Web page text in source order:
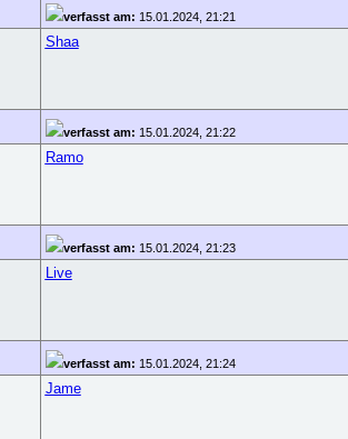
verfasst am: 15.01.2024, 21:21
Shaa
verfasst am: 15.01.2024, 21:22
Ramo
verfasst am: 15.01.2024, 21:23
Live
verfasst am: 15.01.2024, 21:24
Jame